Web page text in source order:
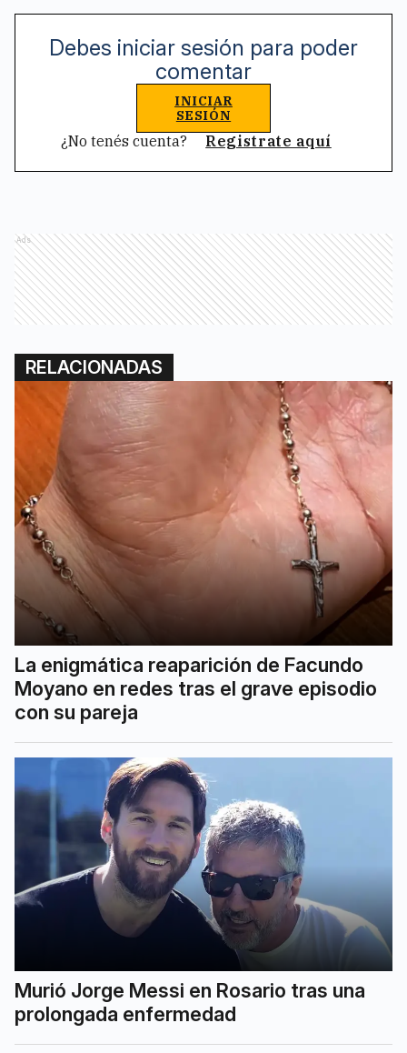
Debes iniciar sesión para poder
comentar
INICIAR
SESIÓN
¿No tenés cuenta? Registrate aquí
Ads
RELACIONADAS
La enigmática reaparición de Facundo
Moyano en redes tras el grave episodio
con su pareja
Murió Jorge Messi en Rosario tras una
prolongada enfermedad